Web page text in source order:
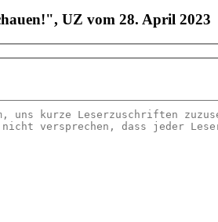
UZ vom 28. April 2023